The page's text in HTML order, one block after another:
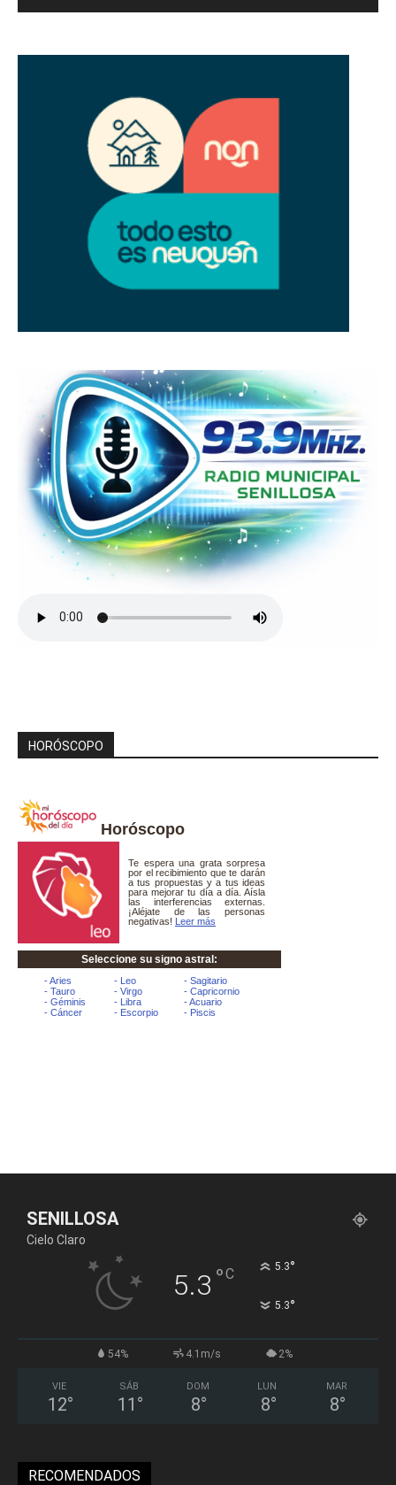
HORÓSCOPO
Horóscopo
SENILLOSA
Cielo Claro
5.3 °C 5.3°
5.3°
54% 4.1m/s 2%
VIE
12°
SÁB
11 °
DOM
8°
LUN
8°
MAR
8°
RECOMENDADOS